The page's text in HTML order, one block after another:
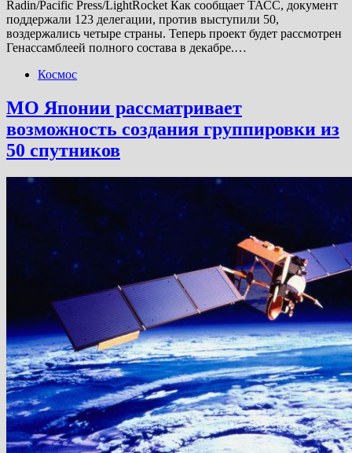
Radin/Pacific Press/LightRocket Как сообщает ТАСС, документ
поддержали 123 делегации, против выступили 50,
воздержались четыре страны. Теперь проект будет рассмотрен
Генассамблеей полного состава в декабре.…
Космос
МО Японии рассматривает
возможность создания группировки из
50 спутников